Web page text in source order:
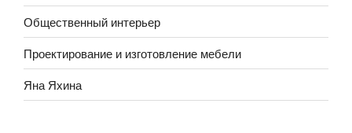
Общественный интерьер
Проектирование и изготовление мебели
Яна Яхина